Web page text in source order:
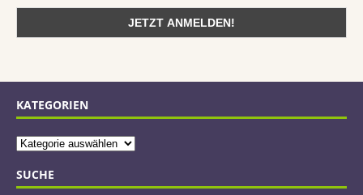
KATEGORIEN
SUCHE